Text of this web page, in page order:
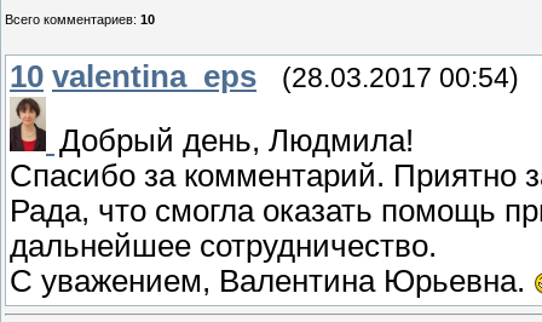
Всего комментариев: 10
10 valentina_eps (28.03.2017 00:54)
Добрый день, Людмила!
Спасибо за комментарий. Приятно
Рада, что смогла оказать помощь
дальнейшее сотрудничество.
С уважением, Валентина Юрьевна.